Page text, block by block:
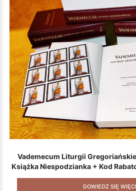
Vademecum Liturgii
Książka Niespodzianka + Kod
+ Gratis (książka W Formacie
Produktów + Kod
DOWIEDZ SIĘ